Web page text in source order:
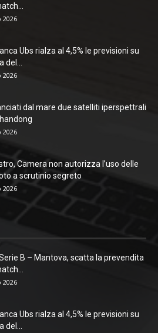
2026
Ubs rialza al 4,5% le previsioni su
del...
2026
dal mare due satelliti iperspettrali
2026
Camera non autorizza l’uso delle
a scrutinio segreto
2026
B – Mantova, scatta la prevendita
2026
Ubs rialza al 4,5% le previsioni su
del...